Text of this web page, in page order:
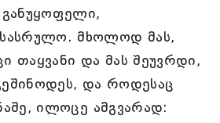
მხოლოდ მას,
თაყვანი და მას შეუვრდი,
და როდესაც
ილოცე ამგვარად: